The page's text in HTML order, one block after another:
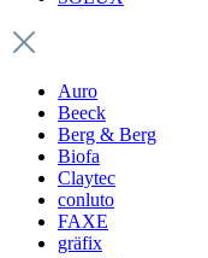
Auro
Beeck
Berg & Berg
Biofa
Claytec
conluto
FAXE
gräfix